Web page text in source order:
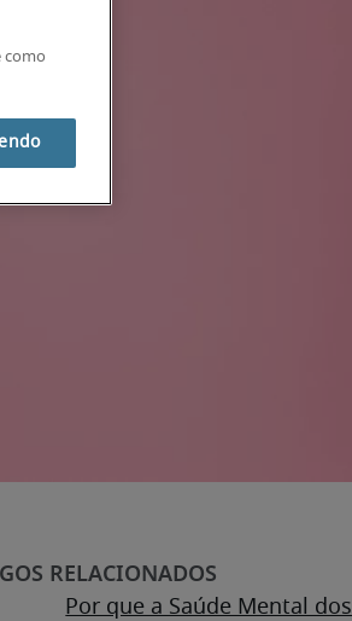
Por que a Saúde Mental dos
como